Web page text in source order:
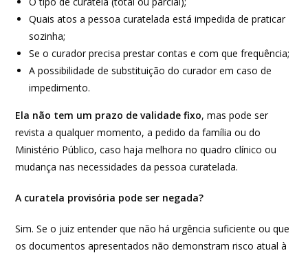
Quais atos a pessoa curatelada está impedida de praticar
sozinha;
Se o curador precisa prestar contas e com que frequência;
A possibilidade de substituição do curador em caso de
impedimento.
Ela não tem um prazo de validade fixo, mas pode ser
revista a qualquer momento, a pedido da família ou do
Ministério Público, caso haja melhora no quadro clínico ou
mudança nas necessidades da pessoa curatelada.
A curatela provisória pode ser negada?
Sim. Se o juiz entender que não há urgência suficiente ou que
os documentos apresentados não demonstram risco atual à